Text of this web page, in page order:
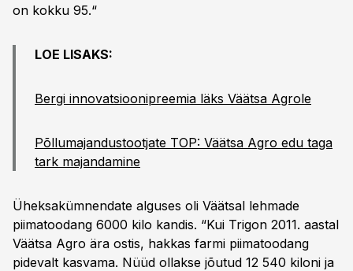
on kokku 95.“
LOE LISAKS:
Bergi innovatsioonipreemia läks Väätsa Agrole
Põllumajandustootjate TOP: Väätsa Agro edu taga
tark majandamine
Üheksakümnendate alguses oli Väätsal lehmade
piimatoodang 6000 kilo kandis. “Kui Trigon 2011. aastal
Väätsa Agro ära ostis, hakkas farmi piimatoodang
pidevalt kasvama. Nüüd ollakse jõutud 12 540 kiloni ja